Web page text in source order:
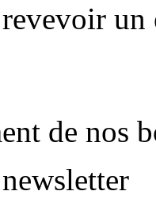
de nos